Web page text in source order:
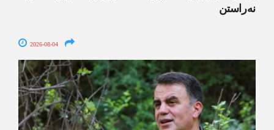
نەراستن
2026-08-04